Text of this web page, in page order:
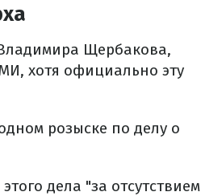
Щербакова,
хотя официально эту
розыске по делу о
дела "за отсутствием